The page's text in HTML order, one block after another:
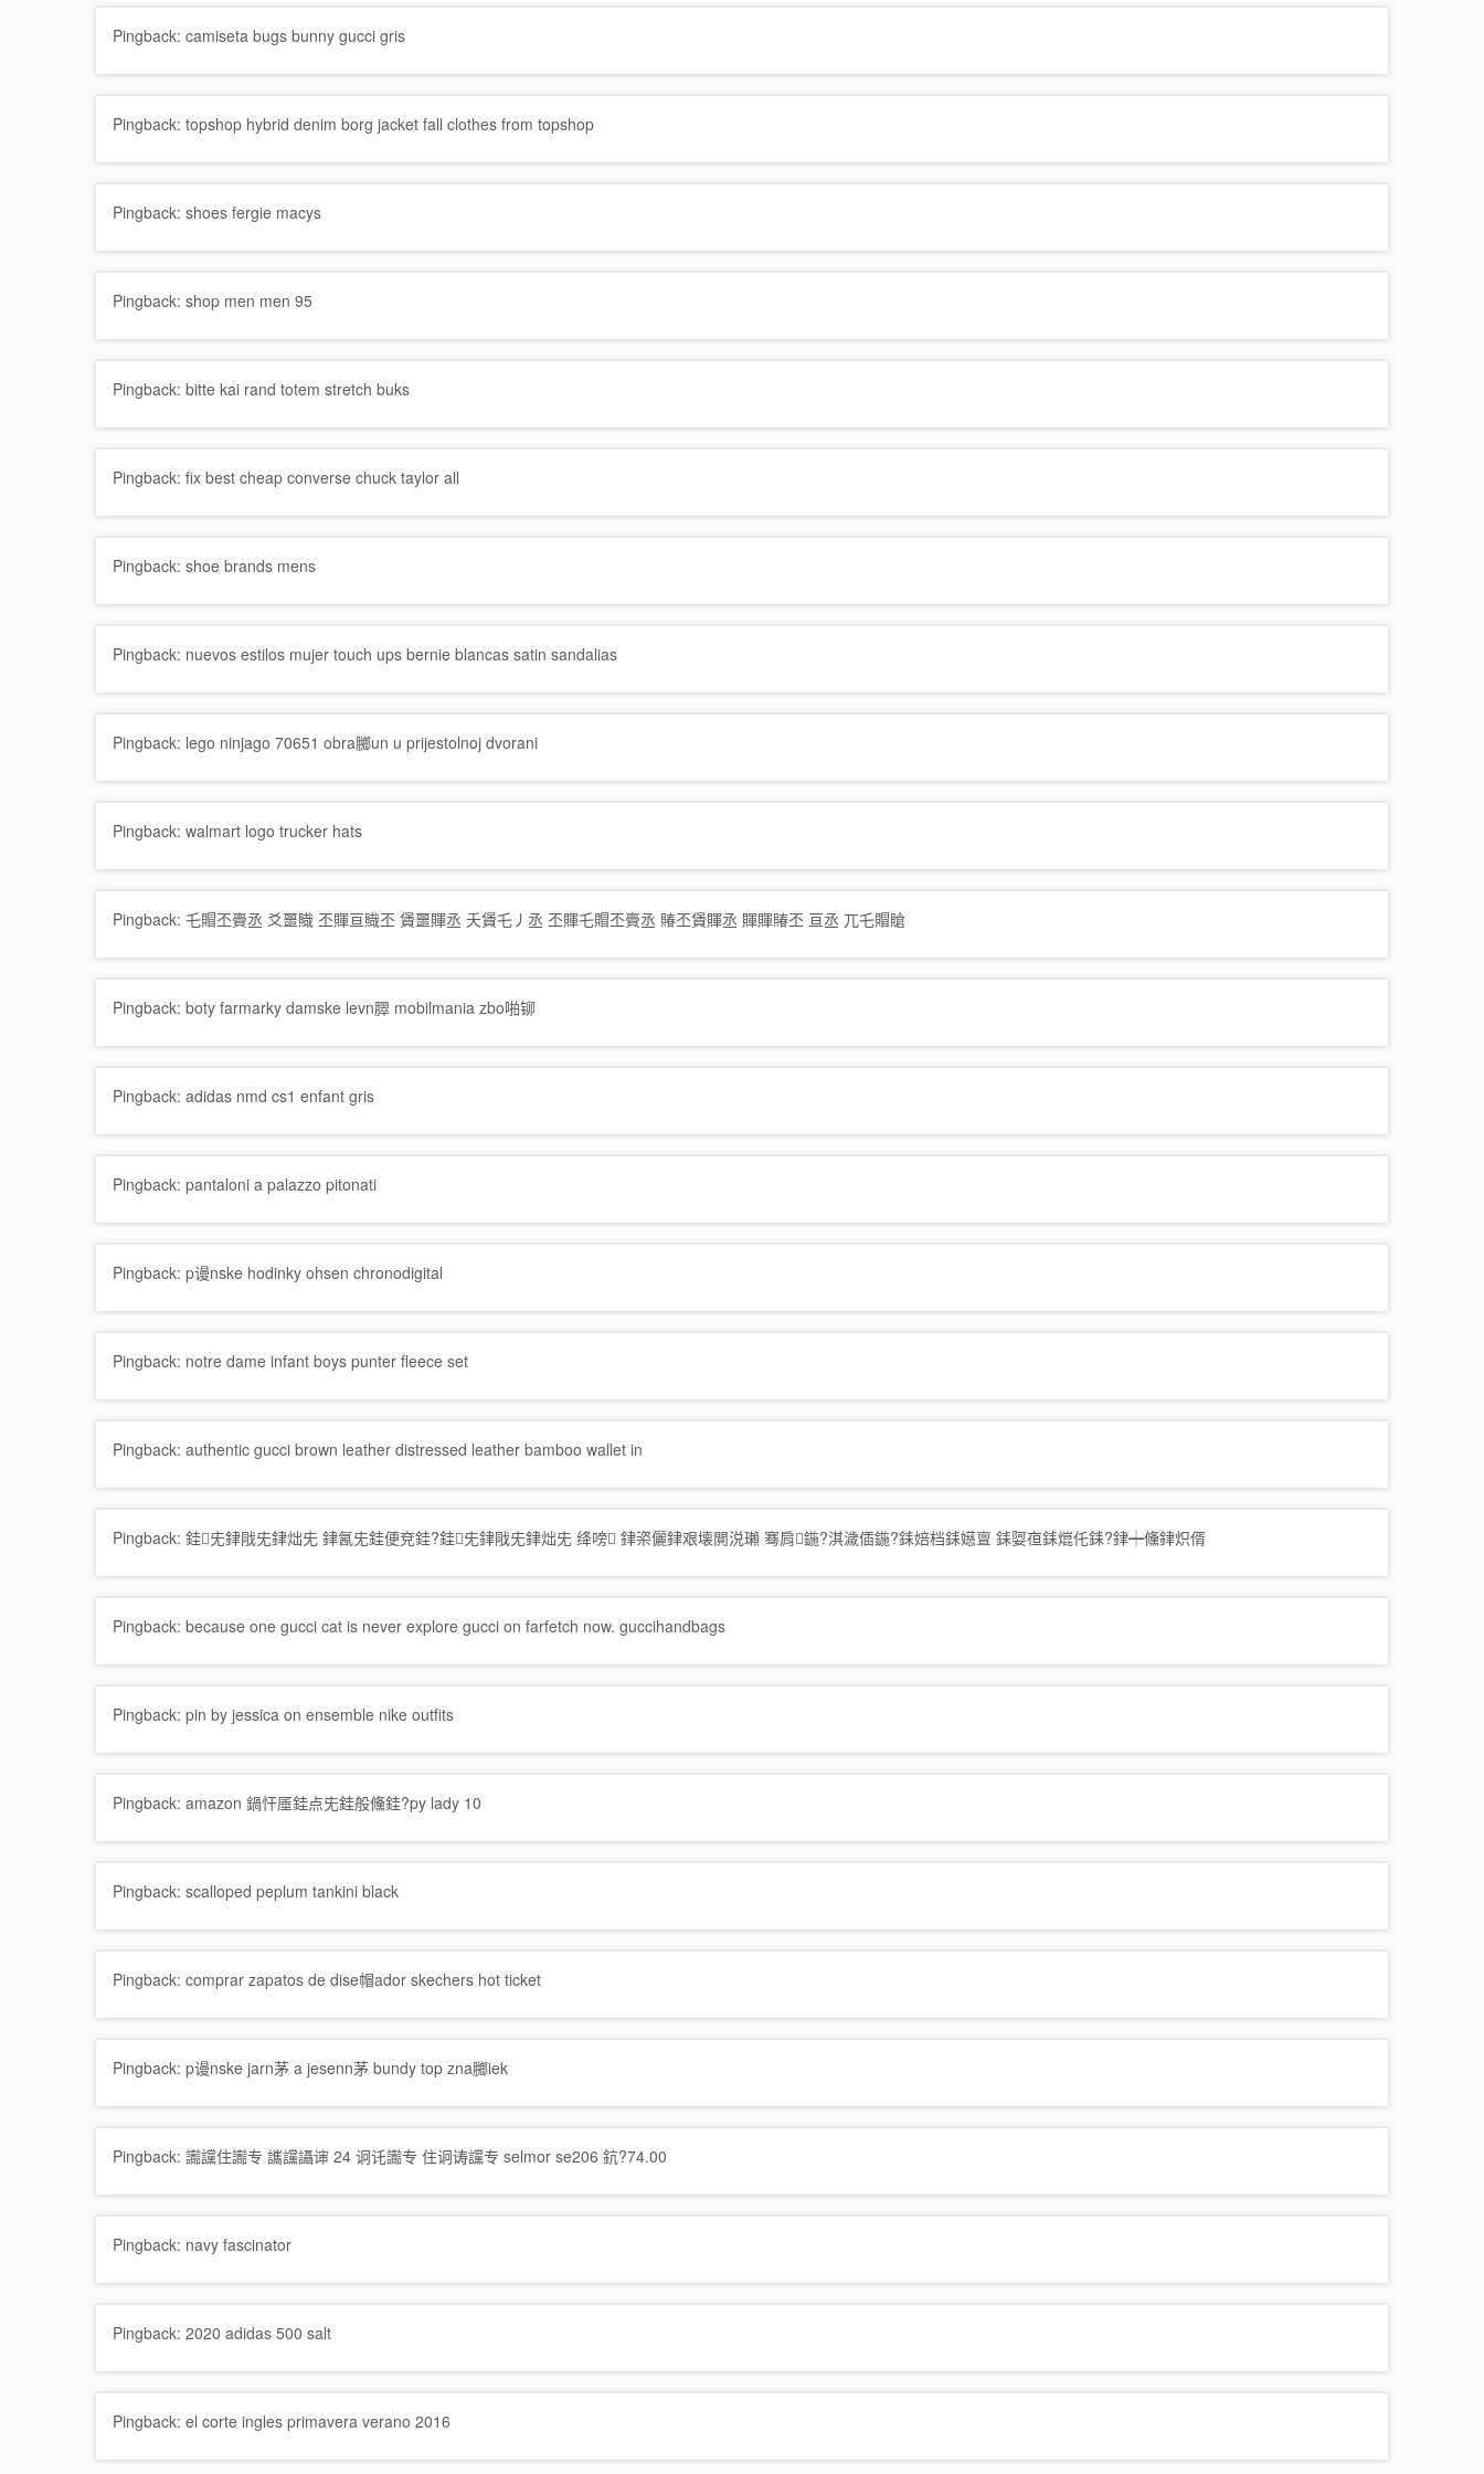
Pingback: camiseta bugs bunny gucci gris
Pingback: topshop hybrid denim borg jacket fall clothes from topshop
Pingback: shoes fergie macys
Pingback: shop men men 95
Pingback: bitte kai rand totem stretch buks
Pingback: fix best cheap converse chuck taylor all
Pingback: shoe brands mens
Pingback: nuevos estilos mujer touch ups bernie blancas satin sandalias
Pingback: lego ninjago 70651 obra膷un u prijestolnoj dvorani
Pingback: walmart logo trucker hats
Pingback: 乇賵丕賷丞 爻噩賳 丕賱亘賳丕 賲噩賱丞 夭賲乇丿丞 丕賱乇賵丕賷丞 賰丕賲賱丞 賱賱賰丕 亘丞 兀乇賵賶
Pingback: boty farmarky damske levn臎 mobilmania zbo啪铆
Pingback: adidas nmd cs1 enfant gris
Pingback: pantaloni a palazzo pitonati
Pingback: p谩nske hodinky ohsen chronodigital
Pingback: notre dame infant boys punter fleece set
Pingback: authentic gucci brown leather distressed leather bamboo wallet in
Pingback: 銈兂銉戙兂銉炪兂 銉氥兂銈便兗銈?銈兂銉戙兂銉炪兂 绛嗙 銉栥儷銉艰壊閴涚瓎 骞肩鍦?淇濊偛鍦?銇婄档銇嬨亶 銇娿亱銇熴仛銇?銉┿儵銉炽偦
Pingback: because one gucci cat is never explore gucci on farfetch now. guccihandbags
Pingback: pin by jessica on ensemble nike outfits
Pingback: amazon 鍋忓厜銈点兂銈般儵銈?py lady 10
Pingback: scalloped peplum tankini black
Pingback: comprar zapatos de dise帽ador skechers hot ticket
Pingback: p谩nske jarn茅 a jesenn茅 bundy top zna膷iek
Pingback: 讟讜住讟专 讗讜讘谉 24 诇讬讟专 住诇诪讜专 selmor se206 鈧?74.00
Pingback: navy fascinator
Pingback: 2020 adidas 500 salt
Pingback: el corte ingles primavera verano 2016